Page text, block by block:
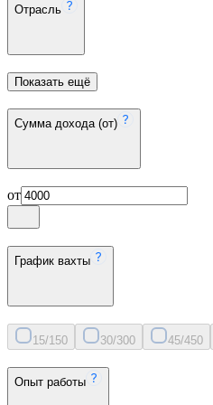
Отрасль
Показать ещё
Сумма дохода (от)
от
График вахты
15/150 30/300 45/450
Опыт работы